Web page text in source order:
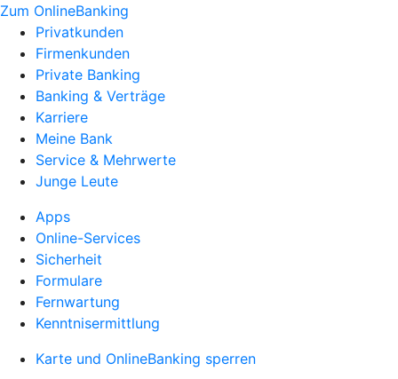
Zum OnlineBanking
Privatkunden
Firmenkunden
Private Banking
Banking & Verträge
Karriere
Meine Bank
Service & Mehrwerte
Junge Leute
Apps
Online-Services
Sicherheit
Formulare
Fernwartung
Kenntnisermittlung
Karte und OnlineBanking sperren